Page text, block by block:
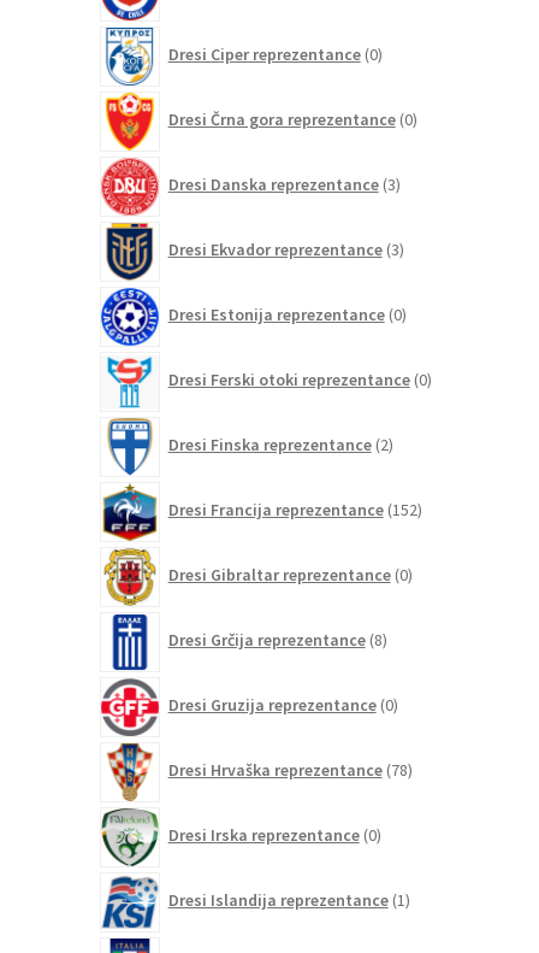
Dresi Ciper reprezentance 0izdelkov
Dresi Črna gora reprezentance 0izdelkov
Dresi Danska reprezentance 3izdelki
Dresi Ekvador reprezentance 3izdelki
Dresi Estonija reprezentance 0izdelkov
Dresi Ferski otoki reprezentance 0izdelkov
Dresi Finska reprezentance 2izdelka
Dresi Francija reprezentance 152izdelkov
Dresi Gibraltar reprezentance 0izdelkov
Dresi Grčija reprezentance 8izdelkov
Dresi Gruzija reprezentance 0izdelkov
Dresi Hrvaška reprezentance 78izdelkov
Dresi Irska reprezentance 0izdelkov
Dresi Islandija reprezentance 1izdelek